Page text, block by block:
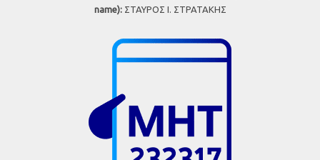
name):ΣΤΑΥΡΟΣ Ι. ΣΤΡΑΤΑΚΗΣ